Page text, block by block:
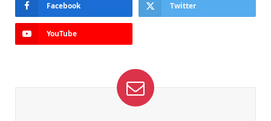
Facebook Twitter
YouTube